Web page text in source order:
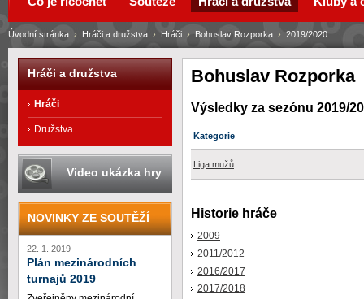
Bohuslav Rozporka
Výsledky za sezónu 2019/
Kategorie
Liga mužů
Historie hráče
2009
2011/2012
2016/2017
2017/2018
Úvodní stránka › Hráči a družstva › Hráči › Bohuslav Rozporka › 2019/2020
Hráči a družstva
Hráči
Družstva
Video ukázka hry
NOVINKY ZE SOUTĚŽÍ
22. 1. 2019
Plán mezinárodních
turnajů 2019